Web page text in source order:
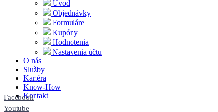
Úvod
Objednávky
Formuláre
Kupóny
Hodnotenia
Nastavenia účtu
O nás
Služby
Kariéra
Know-How
Kontakt
Facebook
Youtube